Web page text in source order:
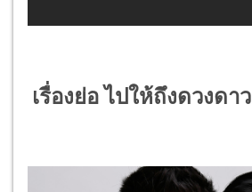
เรื่องย่อ ไปให้ถึงดวงดาว